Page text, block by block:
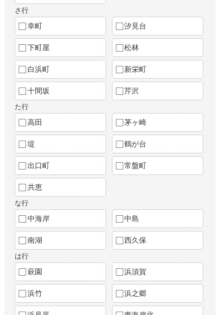
さ行
幸町 汐見台
下町屋 松林
白浜町 新栄町
十間坂 芹沢
た行
高田 茅ヶ崎
堤 鶴が台
出口町 常盤町
共恵
な行
中海岸 中島
南湖 西久保
は行
萩園 浜須賀
浜竹 浜之郷